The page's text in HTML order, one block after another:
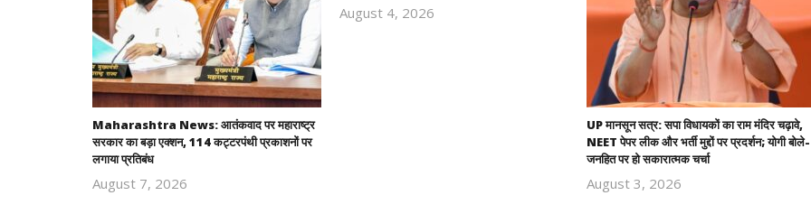
Maharashtra News: आतंकवाद पर महाराष्ट्र
सरकार का बड़ा एक्शन, 114 कट्टरपंथी प्रकाशनों पर
लगाया प्रतिबंध
August 7, 2026
August 4, 2026
UP मानसून सत्र: सपा विधायकों का राम मंदिर चढ़ावे,
NEET पेपर लीक और भर्ती मुद्दों पर प्रदर्शन; योगी बोले-
जनहित पर हो सकारात्मक चर्चा
August 3, 2026